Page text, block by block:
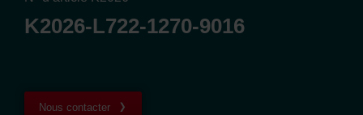
K2026-L722-1270-9016
Nous contacter